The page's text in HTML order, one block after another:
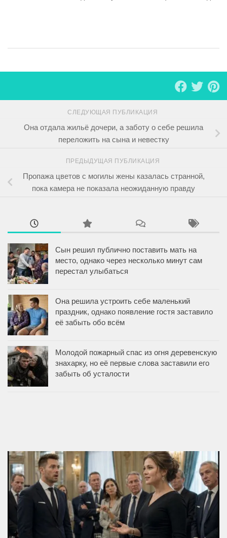
СЛЕДУЮЩАЯ ПУБЛИКАЦИЯ
Она отдала жильё дочери, а заботу о себе решила
переложить на сына и невестку
ПРЕДЫДУЩАЯ ПУБЛИКАЦИЯ
Пропажа цветов с могилы жены казалась странной,
пока камера не показала неожиданную правду
Сын решил публично поставить мать на
место, однако через несколько минут сам
перестал улыбаться
Она решила устроить себе маленький
праздник, однако появление гостя заставило
её забыть обо всём
Молодой пожарный спас из огня деревенскую
знахарку, но её первые слова заставили его
забыть об усталости